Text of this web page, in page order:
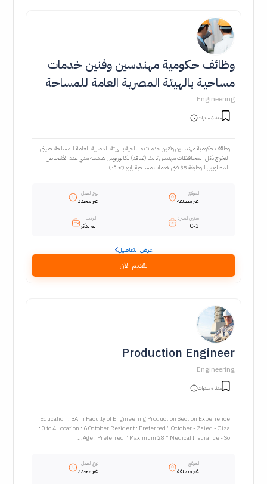
وظائف حكومية مهندسين وفنين خدمات
مساحية بالهيئة المصرية العامة للمساحة
Engineering
منذ 6 سنوات
وظائف حكومية مهندسين وفنين خدمات مساحية بالهيئة المصرية العامة للمساحة حديثي
التخرج بكل المحافظات مهندس ثالث (تعاقد) بكالوريوس هندسة مدني عدد الأشخاص
المطلوبين للوظيفة 35 فني خدمات مساحية رابع (تعاقد)...
الموقع
غير مصنفة
نوع العمل
غير محدد
سنين الخبرة
0-3
الراتب
لم يذكر
عرض التفاصيل
تقديم الآن
Production Engineer
Engineering
منذ 6 سنوات
Education : BA in Faculty of Engineering Production Section Experience
: 0 to 4 Location : 6 October Resident : Preferred " October - Zaied - Giza
Age : Preferred " Maximum 28 " Medical Insurance - So...
الموقع
غير مصنفة
نوع العمل
غير محدد